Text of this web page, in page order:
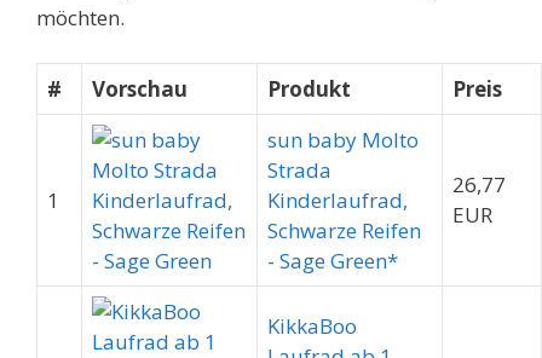
möchten.
# Vorschau Produkt Preis
1
sun baby Molto
Strada
Kinderlaufrad,
Schwarze Reifen
- Sage Green*
26,77
EUR
KikkaBoo